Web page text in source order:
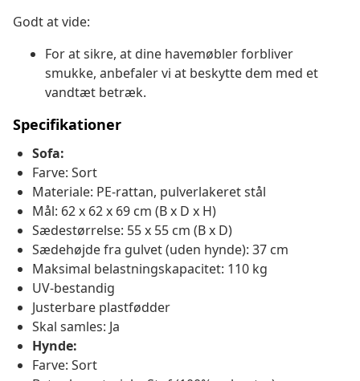
Godt at vide:
For at sikre, at dine havemøbler forbliver
smukke, anbefaler vi at beskytte dem med et
vandtæt betræk.
Specifikationer
Sofa:
Farve: Sort
Materiale: PE-rattan, pulverlakeret stål
Mål: 62 x 62 x 69 cm (B x D x H)
Sædestørrelse: 55 x 55 cm (B x D)
Sædehøjde fra gulvet (uden hynde): 37 cm
Maksimal belastningskapacitet: 110 kg
UV-bestandig
Justerbare plastfødder
Skal samles: Ja
Hynde:
Farve: Sort